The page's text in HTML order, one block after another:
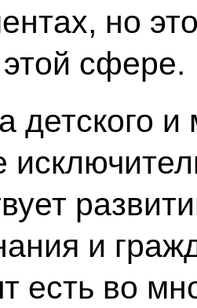
но
сфере.
детского
и
есть во